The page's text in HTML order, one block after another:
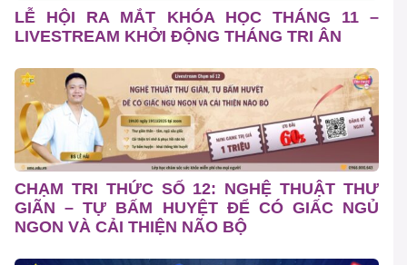
LỄ HỘI RA MẮT KHÓA HỌC THÁNG 11 –
LIVESTREAM KHỞI ĐỘNG THÁNG TRI ÂN
CHẠM TRI THỨC SỐ 12: NGHỆ THUẬT THƯ
GIÃN – TỰ BẤM HUYỆT ĐỂ CÓ GIẤC NGỦ
NGON VÀ CẢI THIỆN NÃO BỘ